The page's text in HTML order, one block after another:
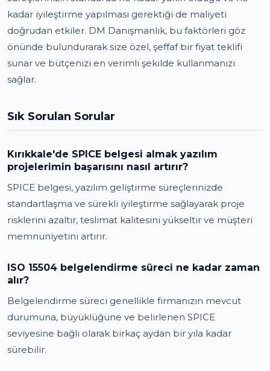
kadar iyileştirme yapılması gerektiği de maliyeti
doğrudan etkiler. DM Danışmanlık, bu faktörleri göz
önünde bulundurarak size özel, şeffaf bir fiyat teklifi
sunar ve bütçenizi en verimli şekilde kullanmanızı
sağlar.
Sık Sorulan Sorular
Kırıkkale'de SPICE belgesi almak yazılım
projelerimin başarısını nasıl artırır?
SPICE belgesi, yazılım geliştirme süreçlerinizde
standartlaşma ve sürekli iyileştirme sağlayarak proje
risklerini azaltır, teslimat kalitesini yükseltir ve müşteri
memnuniyetini artırır.
ISO 15504 belgelendirme süreci ne kadar zaman
alır?
Belgelendirme süreci genellikle firmanızın mevcut
durumuna, büyüklüğüne ve belirlenen SPICE
seviyesine bağlı olarak birkaç aydan bir yıla kadar
sürebilir.